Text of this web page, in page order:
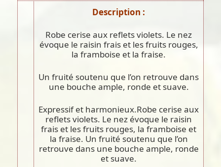
Description :
Robe cerise aux reflets violets. Le nez
évoque le raisin frais et les fruits rouges,
la framboise et la fraise.
Un fruité soutenu que l’on retrouve dans
une bouche ample, ronde et suave.
Expressif et harmonieux.Robe cerise aux
reflets violets. Le nez évoque le raisin
frais et les fruits rouges, la framboise et
la fraise. Un fruité soutenu que l’on
retrouve dans une bouche ample, ronde
et suave.